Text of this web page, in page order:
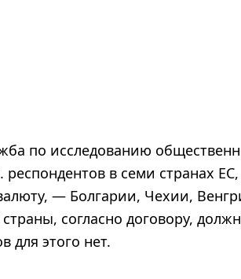
по исследованию
в семи странах
— Болгарии, Чехии,
согласно договору,
для этого нет.